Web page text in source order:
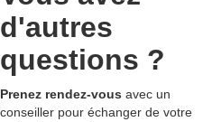
d'autres
questions ?
Prenez rendez-vous avec un
conseiller pour échanger de votre